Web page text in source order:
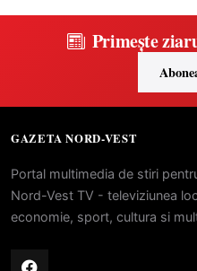
Primește
GAZETA NORD-VEST
Portal multimedia de stiri
Nord-Vest TV - televiziunea
economie, sport, cultura si